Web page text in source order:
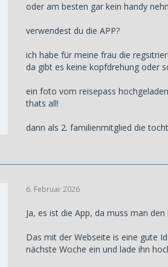
oder am besten gar kein handy
verwendest du die APP?
ich habe für meine frau die
da gibt es keine kopfdrehung oder
ein foto vom reisepass
thats all!
dann als 2. familienmitglied die
6. Februar 2026
Ja, es ist die App, da muss man
Das mit der Webseite is eine gute
nächste Woche ein und lade ihn